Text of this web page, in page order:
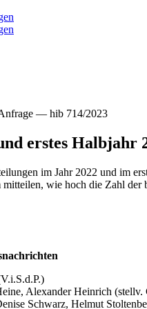
— hib 714/2023
erstes Halbjahr
im Jahr 2022 und im
wie hoch die Zahl
Alexander Heinrich
Schwarz, Helmut